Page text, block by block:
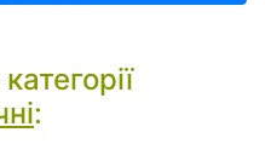
: